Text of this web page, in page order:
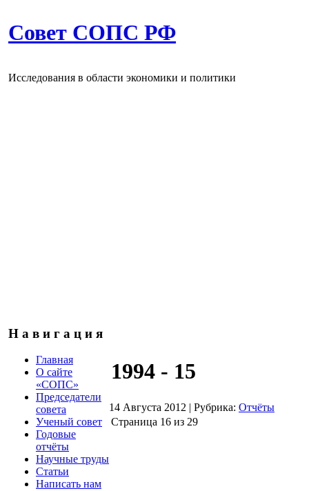
Совет СОПС РФ
Исследования в области экономики и политики
Н а в и г а ц и я
Главная
О сайте
«СОПС»
Председатели
совета
Ученый совет
Годовые
отчёты
Научные труды
Статьи
Написать нам
1994 - 15
14 Августа 2012 | Рубрика: Отчёты
Страница 16 из 29